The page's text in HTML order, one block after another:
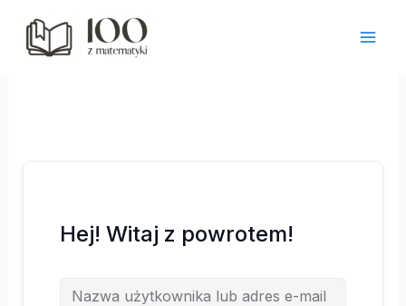
treści
Hej! Witaj z powrotem!